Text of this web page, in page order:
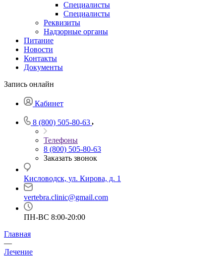
Специалисты
Специалисты
Реквизиты
Надзорные органы
Питание
Новости
Контакты
Документы
Запись онлайн
Кабинет
8 (800) 505-80-63
Телефоны
8 (800) 505-80-63
Заказать звонок
Кисловодск, ул. Кирова, д. 1
vertebra.clinic@gmail.com
ПН-ВС 8:00-20:00
Главная
—
Лечение